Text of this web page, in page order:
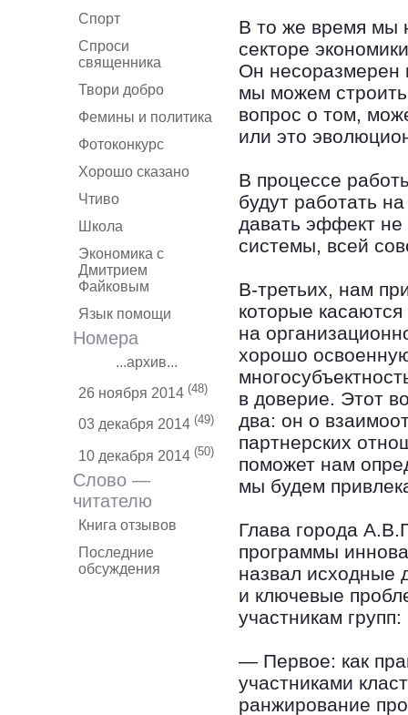
Спорт
Спроси
священника
Твори добро
Фемины и политика
Фотоконкурс
Хорошо сказано
Чтиво
Школа
Экономика с
Дмитрием
Файковым
Язык помощи
Номера
...архив...
26 ноября 2014 (48)
03 декабря 2014 (49)
10 декабря 2014 (50)
Слово —
читателю
Книга отзывов
Последние
обсуждения
В то же время мы
секторе
Он несоразмерен
мы можем строить
вопрос о том,
или это
В процессе
будут работать
давать эффект не
системы, всей
В-третьих, нам
которые
на
хорошо
в доверие. Этот
два: он о
партнерских
поможет нам
мы будем
Глава города
программы
назвал исходные
и ключевые
участникам групп:
— Первое: как
участниками
ранжирование